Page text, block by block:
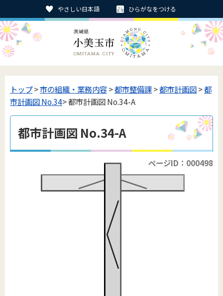
やさしい日本語 ひらがなをつける
トップ>市の組織・業務内容>都市整備課>都市計画図>都
市計画図 No.34> 都市計画図 No.34-A
都市計画図 No.34-A
ページID：000498